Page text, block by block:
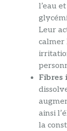
l’eau
Leur
calmer
Fibres
ainsi
la